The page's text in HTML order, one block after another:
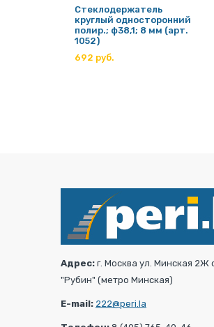
Стеклодержатель
круглый односторонний
полир.; ф38,1; 8 мм (арт.
1052)
692 руб.
Адрес: г. Москва ул. Минская 2Ж
"Рубин" (метро Минская)
E-mail: 222@peri.la